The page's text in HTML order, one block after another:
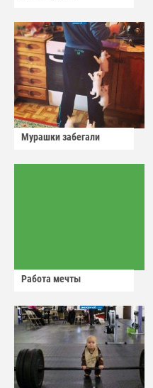
Мурашки забегали
Работа мечты